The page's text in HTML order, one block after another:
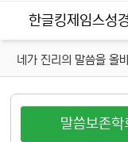
메인 메뉴
한글킹제임스성
네가 진리의 말씀을 올
말씀보존학